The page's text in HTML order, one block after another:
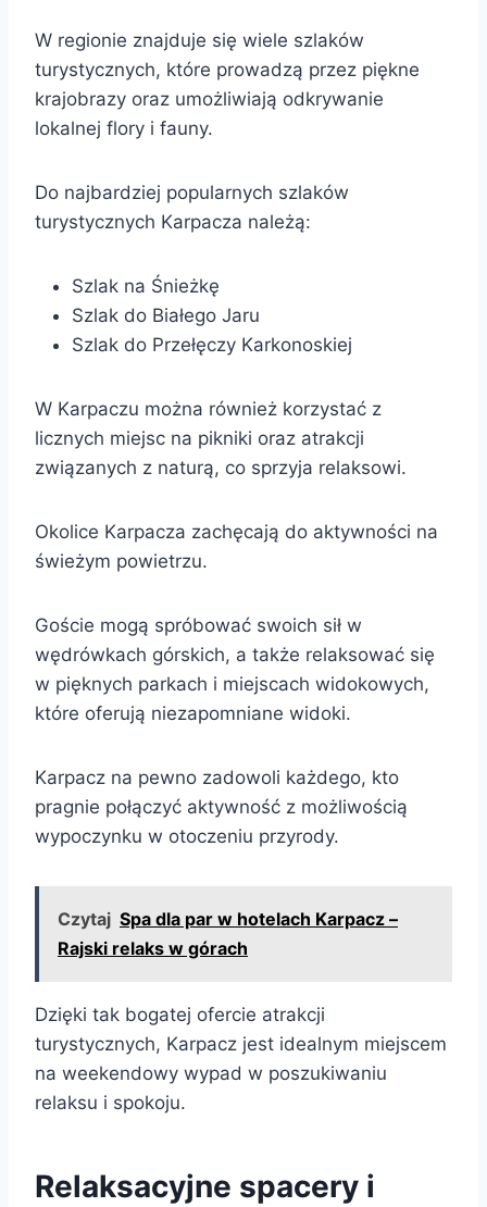
W regionie znajduje się wiele szlaków
turystycznych, które prowadzą przez piękne
krajobrazy oraz umożliwiają odkrywanie
lokalnej flory i fauny.
Do najbardziej popularnych szlaków
turystycznych Karpacza należą:
Szlak na Śnieżkę
Szlak do Białego Jaru
Szlak do Przełęczy Karkonoskiej
W Karpaczu można również korzystać z
licznych miejsc na pikniki oraz atrakcji
związanych z naturą, co sprzyja relaksowi.
Okolice Karpacza zachęcają do aktywności na
świeżym powietrzu.
Goście mogą spróbować swoich sił w
wędrówkach górskich, a także relaksować się
w pięknych parkach i miejscach widokowych,
które oferują niezapomniane widoki.
Karpacz na pewno zadowoli każdego, kto
pragnie połączyć aktywność z możliwością
wypoczynku w otoczeniu przyrody.
Czytaj Spa dla par w hotelach Karpacz –
Rajski relaks w górach
Dzięki tak bogatej ofercie atrakcji
turystycznych, Karpacz jest idealnym miejscem
na weekendowy wypad w poszukiwaniu
relaksu i spokoju.
Relaksacyjne spacery i